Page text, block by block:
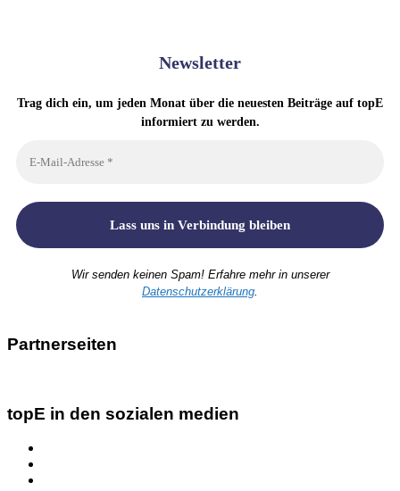
Newsletter
Trag dich ein, um jeden Monat über die neuesten Beiträge auf topE
informiert zu werden.
Wir senden keinen Spam! Erfahre mehr in unserer
Datenschutzerklärung.
Partnerseiten
topE in den sozialen medien